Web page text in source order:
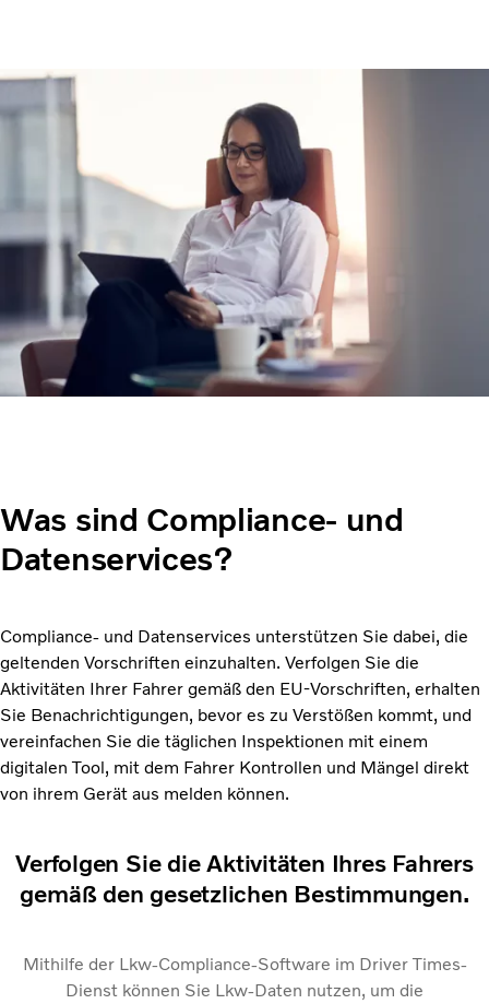
Was sind Compliance- und
Datenservices?
Compliance- und Datenservices unterstützen Sie dabei, die
geltenden Vorschriften einzuhalten. Verfolgen Sie die
Aktivitäten Ihrer Fahrer gemäß den EU-Vorschriften, erhalten
Sie Benachrichtigungen, bevor es zu Verstößen kommt, und
vereinfachen Sie die täglichen Inspektionen mit einem
digitalen Tool, mit dem Fahrer Kontrollen und Mängel direkt
von ihrem Gerät aus melden können.
Verfolgen Sie die Aktivitäten Ihres Fahrers
gemäß den gesetzlichen Bestimmungen.
Mithilfe der Lkw-Compliance-Software im Driver Times-
Dienst können Sie Lkw-Daten nutzen, um die